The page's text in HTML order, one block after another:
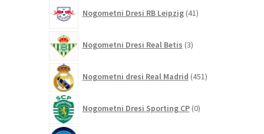
Nogometni Dresi RB Leipzig 41izdelkov
Nogometni Dresi Real Betis 3izdelki
Nogometni dresi Real Madrid 451izdelkov
Nogometni Dresi Sporting CP 0izdelkov